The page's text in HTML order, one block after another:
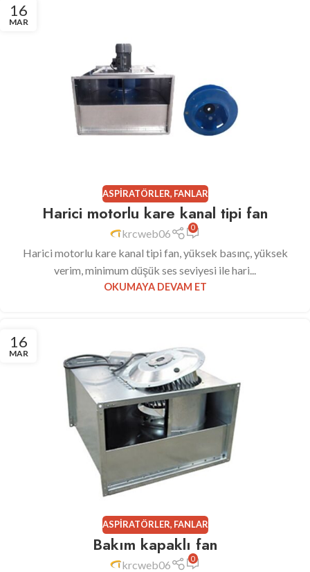
16
MAR
ASPIRATÖRLER, FANLAR
Harici motorlu kare kanal tipi fan
krcweb06 0
Harici motorlu kare kanal tipi fan, yüksek basınç, yüksek
verim, minimum düşük ses seviyesi ile hari...
OKUMAYA DEVAM ET
16
MAR
ASPIRATÖRLER, FANLAR
Bakım kapaklı fan
krcweb06 0